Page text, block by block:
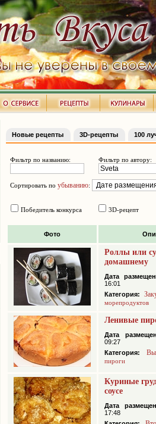
Новые рецепты 3D-рецепты 100
Фильтр по названию: Фильтр по автору:
Сортировать по убыванию:
Победитель конкурса 3D-рецепт
Фото
Роллы или
домашнему
Дата
16:01
Категория:
морепродуктов
Ленивые
Дата
09:27
Категория:
пироги
Куриные
соусе
Дата
17:48